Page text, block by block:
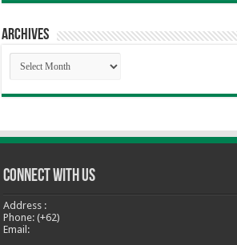
Archives
Archives
Connect With Us
Address :
Phone: (+62)
Email: